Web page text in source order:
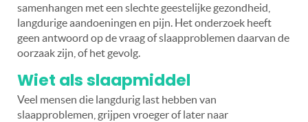
samenhangen met een slechte geestelijke gezondheid,
langdurige aandoeningen en pijn. Het onderzoek heeft
geen antwoord op de vraag of slaapproblemen daarvan de
oorzaak zijn, of het gevolg.
Wiet als slaapmiddel
Veel mensen die langdurig last hebben van
slaapproblemen, grijpen vroeger of later naar